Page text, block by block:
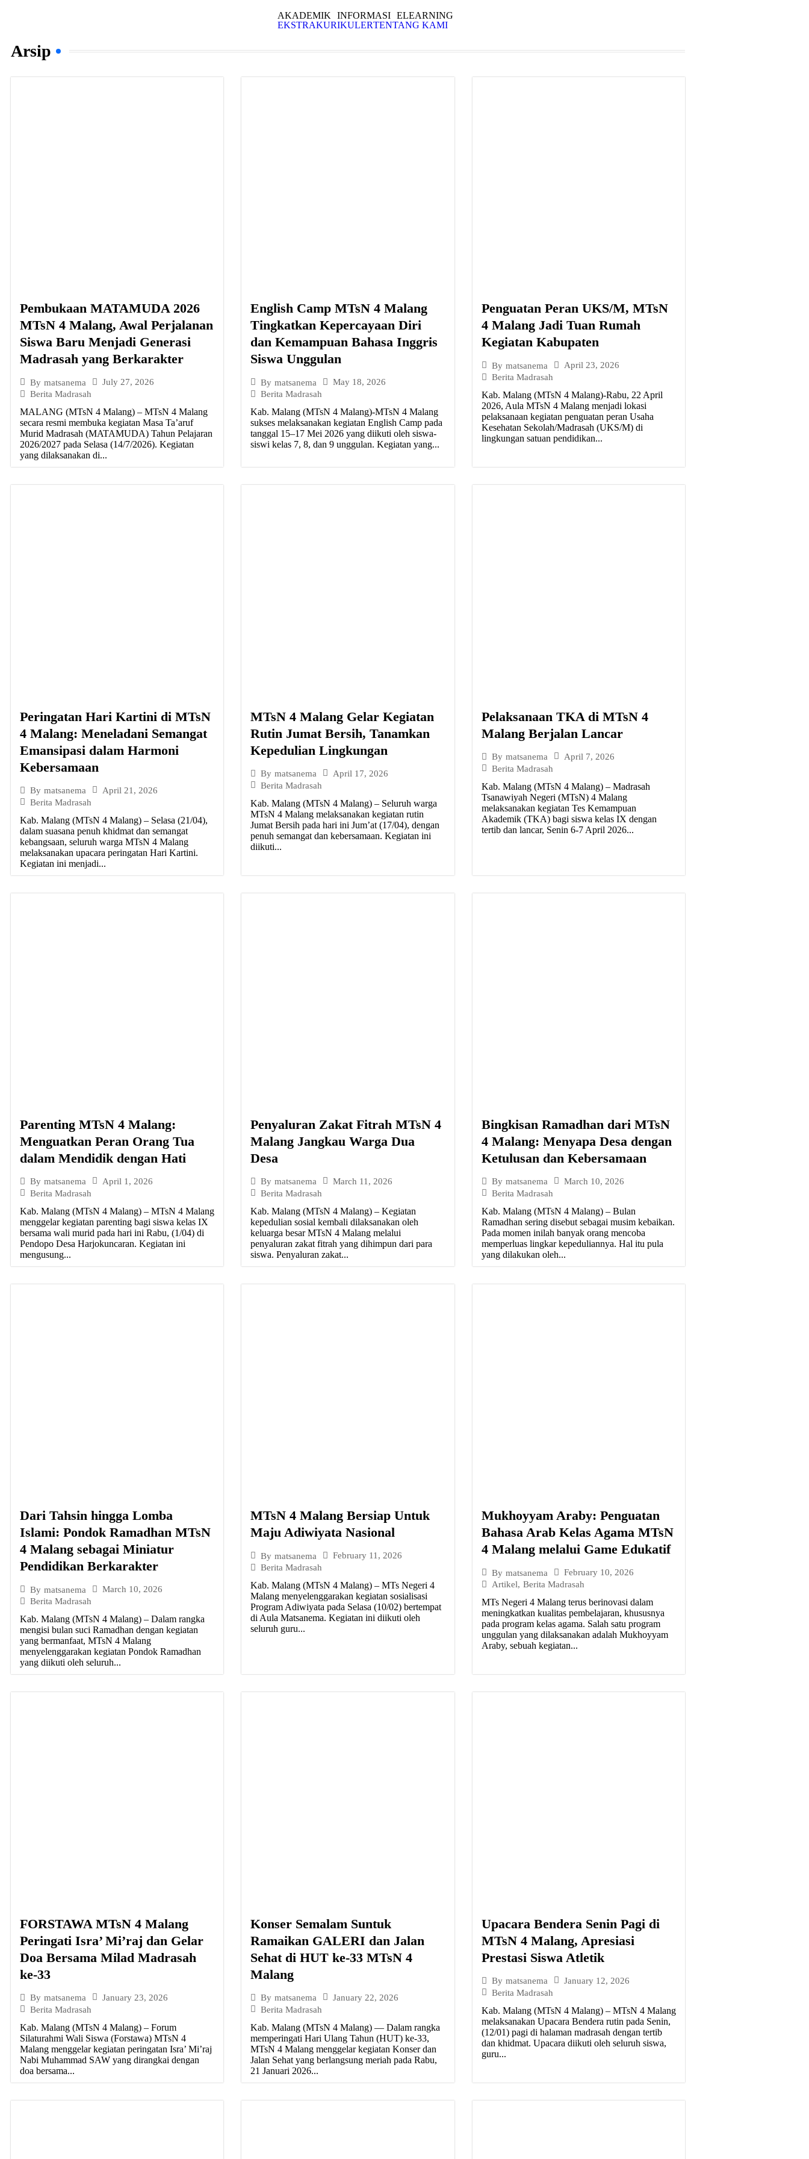
AKADEMIK INFORMASI
ELEARNING
EKSTRAKURIKULERTENTANG KAMI
Arsip
Pembukaan MATAMUDA 2026
MTsN 4 Malang, Awal Perjalanan
Siswa Baru Menjadi Generasi
Madrasah yang Berkarakter
By matsanema
July 27, 2026
Berita Madrasah
MALANG (MTsN 4 Malang) – MTsN 4 Malang
secara resmi membuka kegiatan Masa Ta’aruf
Murid Madrasah (MATAMUDA) Tahun Pelajaran
2026/2027 pada Selasa (14/7/2026). Kegiatan
yang dilaksanakan di...
English Camp MTsN 4 Malang
Tingkatkan Kepercayaan Diri
dan Kemampuan Bahasa Inggris
Siswa Unggulan
By matsanema
May 18, 2026
Berita Madrasah
Kab. Malang (MTsN 4 Malang)-MTsN 4 Malang
sukses melaksanakan kegiatan English Camp pada
tanggal 15–17 Mei 2026 yang diikuti oleh siswa-
siswi kelas 7, 8, dan 9 unggulan. Kegiatan yang...
Penguatan Peran UKS/M, MTsN
4 Malang Jadi Tuan Rumah
Kegiatan Kabupaten
By matsanema
April 23, 2026
Berita Madrasah
Kab. Malang (MTsN 4 Malang)-Rabu, 22 April
2026, Aula MTsN 4 Malang menjadi lokasi
pelaksanaan kegiatan penguatan peran Usaha
Kesehatan Sekolah/Madrasah (UKS/M) di
lingkungan satuan pendidikan...
Peringatan Hari Kartini di MTsN
4 Malang: Meneladani Semangat
Emansipasi dalam Harmoni
Kebersamaan
By matsanema
April 21, 2026
Berita Madrasah
Kab. Malang (MTsN 4 Malang) – Selasa (21/04),
dalam suasana penuh khidmat dan semangat
kebangsaan, seluruh warga MTsN 4 Malang
melaksanakan upacara peringatan Hari Kartini.
Kegiatan ini menjadi...
MTsN 4 Malang Gelar Kegiatan
Rutin Jumat Bersih, Tanamkan
Kepedulian Lingkungan
By matsanema
April 17, 2026
Berita Madrasah
Kab. Malang (MTsN 4 Malang) – Seluruh warga
MTsN 4 Malang melaksanakan kegiatan rutin
Jumat Bersih pada hari ini Jum’at (17/04), dengan
penuh semangat dan kebersamaan. Kegiatan ini
diikuti...
Pelaksanaan TKA di MTsN 4
Malang Berjalan Lancar
By matsanema
April 7, 2026
Berita Madrasah
Kab. Malang (MTsN 4 Malang) – Madrasah
Tsanawiyah Negeri (MTsN) 4 Malang
melaksanakan kegiatan Tes Kemampuan
Akademik (TKA) bagi siswa kelas IX dengan
tertib dan lancar, Senin 6-7 April 2026...
Parenting MTsN 4 Malang:
Menguatkan Peran Orang Tua
dalam Mendidik dengan Hati
By matsanema
April 1, 2026
Berita Madrasah
Kab. Malang (MTsN 4 Malang) – MTsN 4 Malang
menggelar kegiatan parenting bagi siswa kelas IX
bersama wali murid pada hari ini Rabu, (1/04) di
Pendopo Desa Harjokuncaran. Kegiatan ini
mengusung...
Penyaluran Zakat Fitrah MTsN 4
Malang Jangkau Warga Dua
Desa
By matsanema
March 11, 2026
Berita Madrasah
Kab. Malang (MTsN 4 Malang) – Kegiatan
kepedulian sosial kembali dilaksanakan oleh
keluarga besar MTsN 4 Malang melalui
penyaluran zakat fitrah yang dihimpun dari para
siswa. Penyaluran zakat...
Bingkisan Ramadhan dari MTsN
4 Malang: Menyapa Desa dengan
Ketulusan dan Kebersamaan
By matsanema
March 10, 2026
Berita Madrasah
Kab. Malang (MTsN 4 Malang) – Bulan
Ramadhan sering disebut sebagai musim kebaikan.
Pada momen inilah banyak orang mencoba
memperluas lingkar kepeduliannya. Hal itu pula
yang dilakukan oleh...
Dari Tahsin hingga Lomba
Islami: Pondok Ramadhan MTsN
4 Malang sebagai Miniatur
Pendidikan Berkarakter
By matsanema
March 10, 2026
Berita Madrasah
Kab. Malang (MTsN 4 Malang) – Dalam rangka
mengisi bulan suci Ramadhan dengan kegiatan
yang bermanfaat, MTsN 4 Malang
menyelenggarakan kegiatan Pondok Ramadhan
yang diikuti oleh seluruh...
MTsN 4 Malang Bersiap Untuk
Maju Adiwiyata Nasional
By matsanema
February 11, 2026
Berita Madrasah
Kab. Malang (MTsN 4 Malang) – MTs Negeri 4
Malang menyelenggarakan kegiatan sosialisasi
Program Adiwiyata pada Selasa (10/02) bertempat
di Aula Matsanema. Kegiatan ini diikuti oleh
seluruh guru...
Mukhoyyam Araby: Penguatan
Bahasa Arab Kelas Agama MTsN
4 Malang melalui Game Edukatif
By matsanema
February 10, 2026
Artikel, Berita Madrasah
MTs Negeri 4 Malang terus berinovasi dalam
meningkatkan kualitas pembelajaran, khususnya
pada program kelas agama. Salah satu program
unggulan yang dilaksanakan adalah Mukhoyyam
Araby, sebuah kegiatan...
FORSTAWA MTsN 4 Malang
Peringati Isra’ Mi’raj dan Gelar
Doa Bersama Milad Madrasah
ke-33
By matsanema
January 23, 2026
Berita Madrasah
Kab. Malang (MTsN 4 Malang) – Forum
Silaturahmi Wali Siswa (Forstawa) MTsN 4
Malang menggelar kegiatan peringatan Isra’ Mi’raj
Nabi Muhammad SAW yang dirangkai dengan
doa bersama...
Konser Semalam Suntuk
Ramaikan GALERI dan Jalan
Sehat di HUT ke-33 MTsN 4
Malang
By matsanema
January 22, 2026
Berita Madrasah
Kab. Malang (MTsN 4 Malang) — Dalam rangka
memperingati Hari Ulang Tahun (HUT) ke-33,
MTsN 4 Malang menggelar kegiatan Konser dan
Jalan Sehat yang berlangsung meriah pada Rabu,
21 Januari 2026...
Upacara Bendera Senin Pagi di
MTsN 4 Malang, Apresiasi
Prestasi Siswa Atletik
By matsanema
January 12, 2026
Berita Madrasah
Kab. Malang (MTsN 4 Malang) – MTsN 4 Malang
melaksanakan Upacara Bendera rutin pada Senin,
(12/01) pagi di halaman madrasah dengan tertib
dan khidmat. Upacara diikuti oleh seluruh siswa,
guru...